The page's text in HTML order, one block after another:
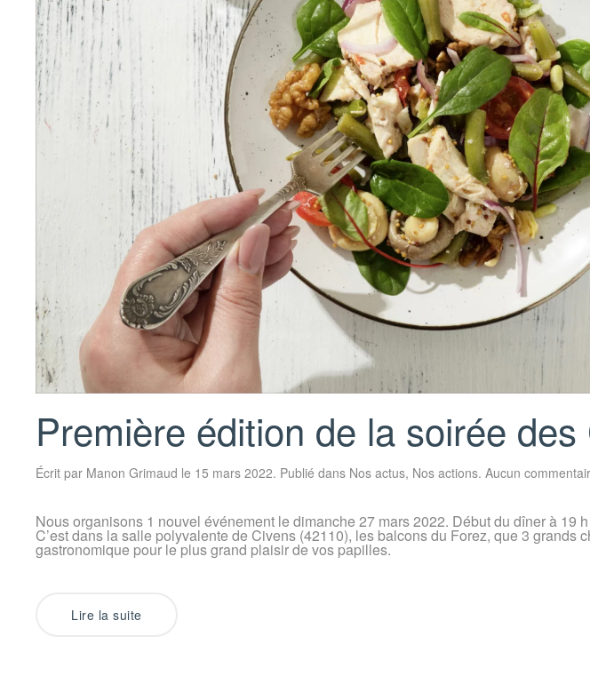
Première édition de la soirée des
Écrit par Manon Grimaud le 15 mars 2022. Publié dans Nos actus, Nos actions. Aucun
Nous organisons 1 nouvel événement le dimanche 27 mars 2022. Début du dîner à 19
C’est dans la salle polyvalente de Civens (42110), les balcons du Forez, que 3 grands
gastronomique pour le plus grand plaisir de vos papilles.
Lire la suite